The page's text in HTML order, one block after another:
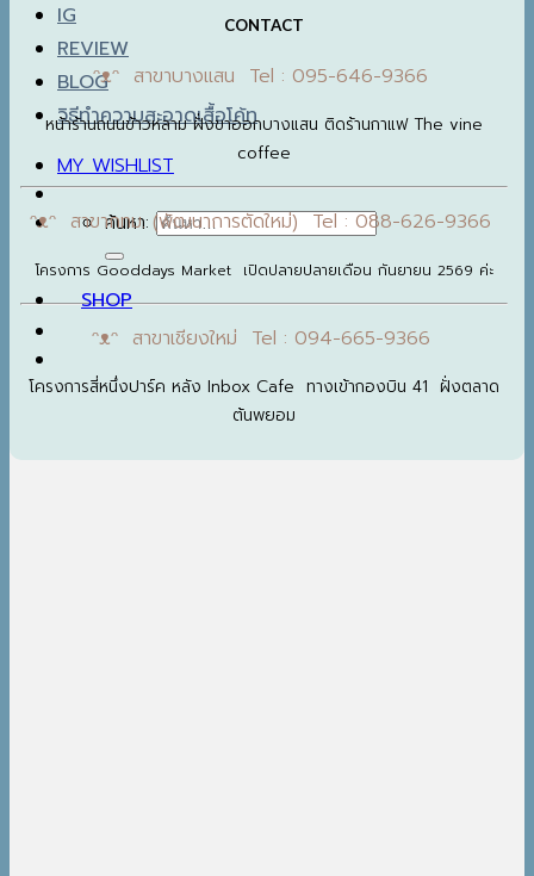
IG
REVIEW
BLOG
วิธีทำความสะอาดเสื้อโค้ท
MY WISHLIST
ค้นหา:
SHOP
CONTACT
ᵔᴥᵔ สาขาบางแสน Tel : 095-646-9366
หน้าร้านถนนข้าวหลาม ฝั่งขาออกบางแสน ติดร้านกาแฟ The vine
coffee
ᵔᴥᵔ สาขากทม. (พัฒนาการตัดใหม่) Tel : 088-626-9366
โครงการ Gooddays Market เปิดปลายปลายเดือน กันยายน 2569 ค่ะ
ᵔᴥᵔ สาขาเชียงใหม่ Tel : 094-665-9366
โครงการสี่หนึ่งปาร์ค หลัง Inbox Cafe ทางเข้ากองบิน 41 ฝั่งตลาด
ต้นพยอม